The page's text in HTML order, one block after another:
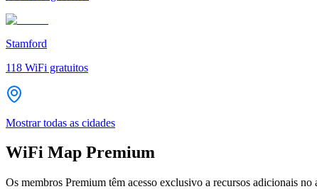
Stamford
118 WiFi gratuitos
Mostrar todas as cidades
WiFi Map Premium
Os membros Premium têm acesso exclusivo a recursos adicionais no